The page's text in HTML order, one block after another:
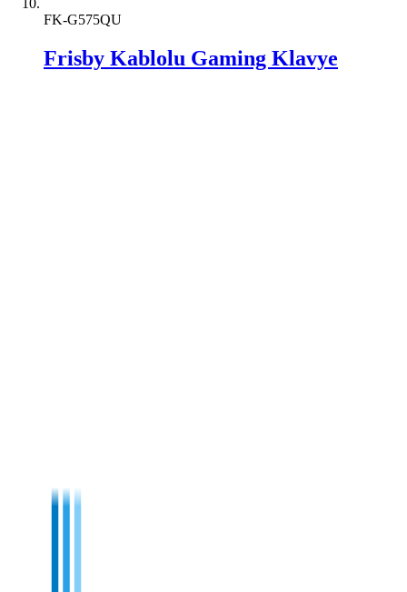
FK-G575QU
Frisby Kablolu Gaming Klavye